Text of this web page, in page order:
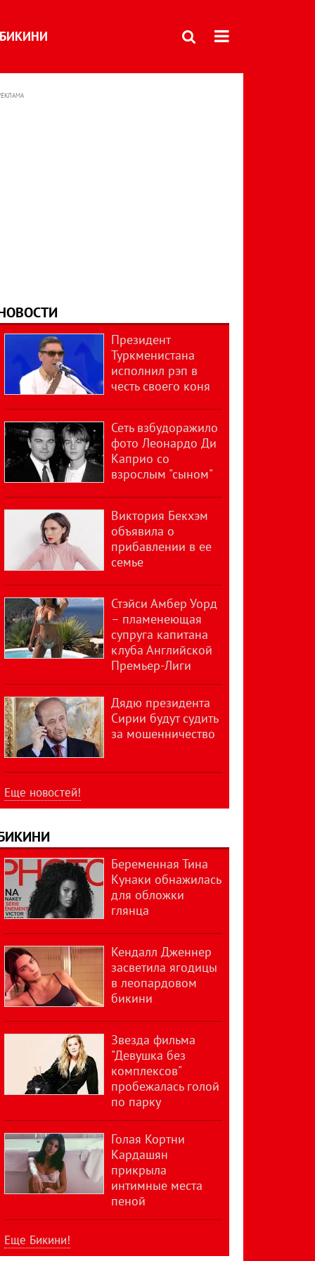
БИКИНИ
Президент
Туркменистана
исполнил рэп в
честь своего коня
Сеть взбудоражило
фото Леонардо Ди
Каприо со
взрослым "сыном"
Виктория Бекхэм
объявила о
прибавлении в ее
семье
Стэйси Амбер Уорд
– пламенеющая
супруга капитана
клуба Английской
Премьер-Лиги
Дядю президента
Сирии будут судить
за мошенничество
Еще новостей!
Беременная Тина
Кунаки обнажилась
для обложки
глянца
Кендалл Дженнер
засветила ягодицы
в леопардовом
бикини
Звезда фильма
"Девушка без
комплексов"
пробежалась голой
по парку
Голая Кортни
Кардашян
прикрыла
интимные места
пеной
Еще Бикини!